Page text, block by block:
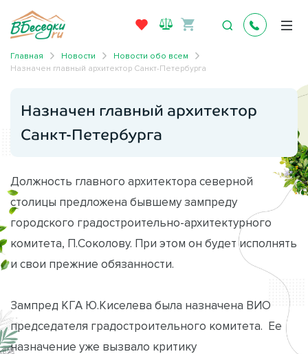
Главная Новости
Новости обо всем
Назначен главный архитектор Санкт-Петербурга
Назначен главный архитектор
Санкт-Петербурга
Должность главного архитектора северной
столицы предложена бывшему зампреду
городского градостроительно-архитектурного
комитета, П.Соколову. При этом он будет исполнять
и свои прежние обязанности.
Зампред КГА Ю.Киселева была назначена ВИО
председателя градостроительного комитета. Ее
назначение уже вызвало критику